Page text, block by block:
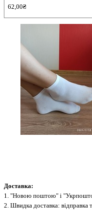
62,00₴
Доставка:
1. "Новою поштою" і
2. Швидка доставка: